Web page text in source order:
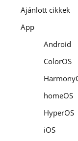
Ajánlott cikkek
App
Android
ColorOS
homeOS
HyperOS
iOS